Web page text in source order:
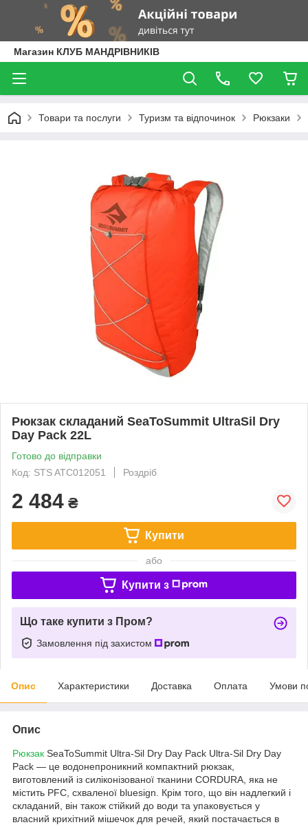
Магазин КЛУБ МАНДРІВНИКІВ
Товари та послуги Туризм та відпочинок Рюкзаки
Рюкзак складаний SeaToSummit UltraSil Dry
Day Pack 22L
Готово до відправки
Код: STS ATC012051
Роздріб
2 484 ₴
Купити
або
Купити з
Що таке купити з Пром?
Замовлення під захистом
Опис Характеристики Доставка Оплата Умови
Опис
Рюкзак SeaToSummit Ultra-Sil Dry Day Pack Ultra-Sil Dry Day
Pack — це водонепроникний компактний рюкзак,
виготовлений із силіконізованої тканини CORDURA, яка не
містить PFC, схваленої bluesign. Крім того, що він надлегкий і
складаний, він також стійкий до води та упаковується у
власний крихітний мішечок для речей, який постачається в